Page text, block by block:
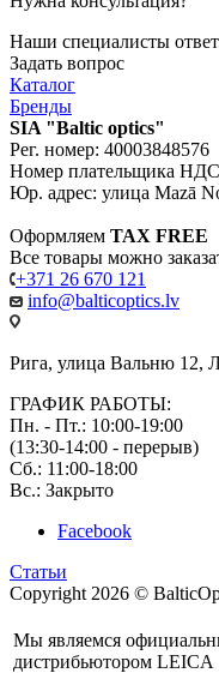
Наши специалисты
Задать вопрос
Каталог
Бренды
SIA "Baltic optics"
Рег. номер: 40003848576
Номер плательщика
Юр. адрес: улица Mazā
Оформляем TAX FREE
Все товары можно
+371 26 670 121
info@balticoptics.lv
Рига, улица Вальню 12,
ГРАФИК РАБОТЫ:
Пн. - Пт.: 10:00-19:00
(13:30-14:00 - перерыв)
Сб.: 11:00-18:00
Вс.: Закрыто
Facebook
Статьи
Copyright 2026 ©
Мы являемся
дистрибьютором LEICA